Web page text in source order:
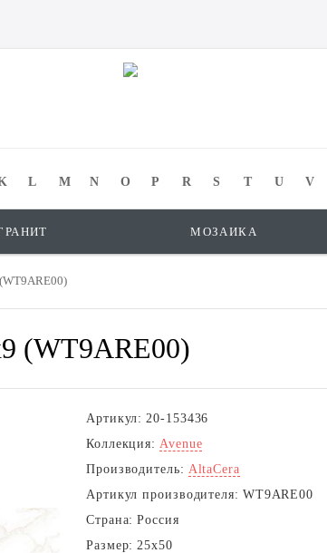
L M N O P R S T U V
МОЗАИКА
(WT9ARE00)
Артикул: 20-153436
Коллекция: Avenue
Производитель: AltaCera
Артикул производителя: WT9ARE00
Страна: Россия
Размер: 25x50